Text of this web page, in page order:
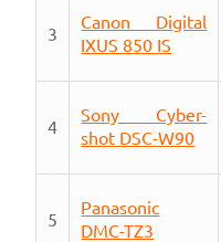
3
Canon Digital
IXUS 850 IS
4
Sony Cyber-
shot DSC-W90
5
Panasonic
DMC-TZ3